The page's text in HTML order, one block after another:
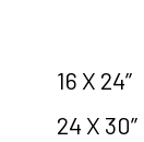
16 X 24’’
24 X 30’’